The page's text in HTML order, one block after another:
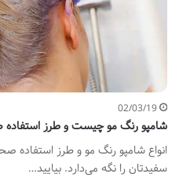
02/03/19
شامپو رنگ مو چیست و طرز
انواع شامپو رنگ مو و طرز استفاده
سفیدتان را نگه می‌دارد. بیایید…